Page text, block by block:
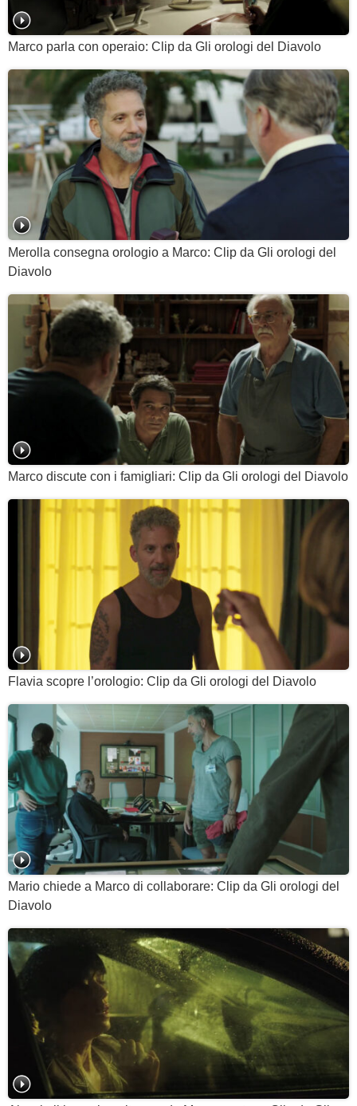
Marco parla con operaio: Clip da Gli orologi del Diavolo
Merolla consegna orologio a Marco: Clip da Gli orologi del
Diavolo
Marco discute con i famigliari: Clip da Gli orologi del Diavolo
Flavia scopre l’orologio: Clip da Gli orologi del Diavolo
Mario chiede a Marco di collaborare: Clip da Gli orologi del
Diavolo